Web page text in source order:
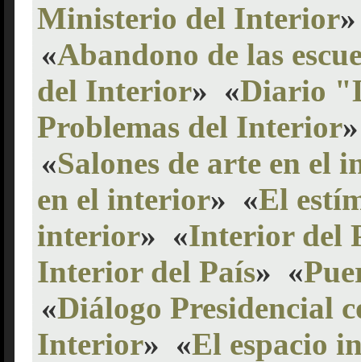
Ministerio del Interior»
«Abandono de las
del Interior» «Diario
Problemas del Interior»
«Salones de arte en el
en el interior» «El
interior» «Interior del
Interior del País» «
«Diálogo Presidencial
Interior» «El espacio